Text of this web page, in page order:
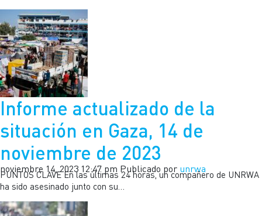
Informe actualizado de la
situación en Gaza, 14 de
noviembre de 2023
noviembre 14, 2023 12:47 pm Publicado por unrwa
PUNTOS CLAVE En las últimas 24 horas, un compañero de UNRWA
ha sido asesinado junto con su…